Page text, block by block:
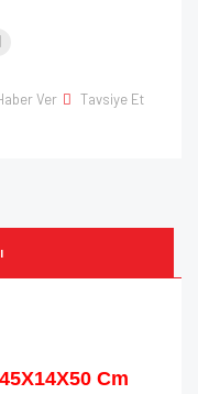
Ver Tavsiye Et
Cm